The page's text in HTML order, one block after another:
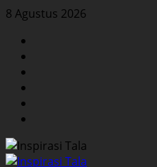
Skip
content
8 Agustus 2026